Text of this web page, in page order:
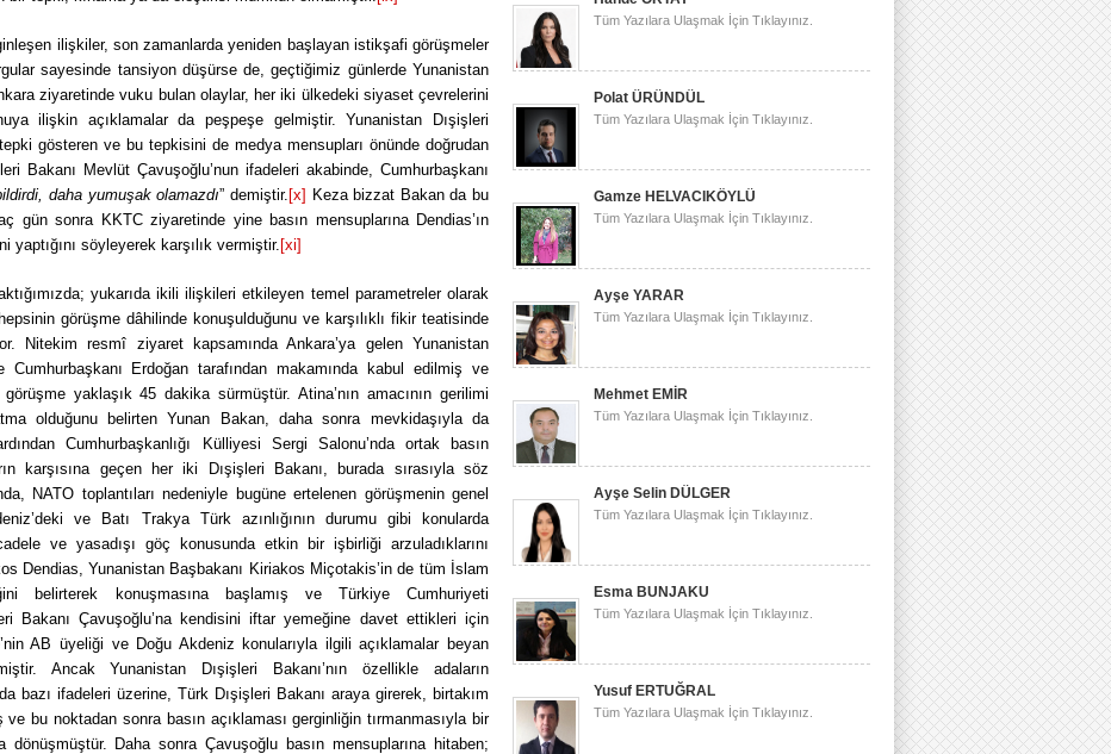
ilişkiler, son zamanlarda yeniden başlayan istikşafi görüşmeler
sayesinde tansiyon düşürse de, geçtiğimiz günlerde Yunanistan
ziyaretinde vuku bulan olaylar, her iki ülkedeki siyaset çevrelerini
ilişkin açıklamalar da peşpeşe gelmiştir. Yunanistan Dışişleri
tepki gösteren ve bu tepkisini de medya mensupları önünde doğrudan
Bakanı Mevlüt Çavuşoğlu’nun ifadeleri akabinde, Cumhurbaşkanı
daha yumuşak olamazdı” demiştir. [x] Keza bizzat Bakan da bu
gün sonra KKTC ziyaretinde yine basın mensuplarına Dendias’ın
yaptığını söyleyerek karşılık vermiştir. [xi]
yukarıda ikili ilişkileri etkileyen temel parametreler olarak
görüşme dâhilinde konuşulduğunu ve karşılıklı fikir teatisinde
Nitekim resmî ziyaret kapsamında Ankara’ya gelen Yunanistan
Cumhurbaşkanı Erdoğan tarafından makamında kabul edilmiş ve
yaklaşık 45 dakika sürmüştür. Atina’nın amacının gerilimi
olduğunu belirten Yunan Bakan, daha sonra mevkidaşıyla da
Cumhurbaşkanlığı Külliyesi Sergi Salonu’nda ortak basın
karşısına geçen her iki Dışişleri Bakanı, burada sırasıyla söz
NATO toplantıları nedeniyle bugüne ertelenen görüşmenin genel
ve Batı Trakya Türk azınlığının durumu gibi konularda
ve yasadışı göç konusunda etkin bir işbirliği arzuladıklarını
Dendias, Yunanistan Başbakanı Kiriakos Miçotakis’in de tüm İslam
belirterek konuşmasına başlamış ve Türkiye Cumhuriyeti
Bakanı Çavuşoğlu’na kendisini iftar yemeğine davet ettikleri için
AB üyeliği ve Doğu Akdeniz konularıyla ilgili açıklamalar beyan
Ancak Yunanistan Dışişleri Bakanı’nın özellikle adaların
bazı ifadeleri üzerine, Türk Dışişleri Bakanı araya girerek, birtakım
bu noktadan sonra basın açıklaması gerginliğin tırmanmasıyla bir
dönüşmüştür. Daha sonra Çavuşoğlu basın mensuplarına hitaben;
Tüm Yazılara Ulaşmak İçin Tıklayınız.
Polat ÜRÜNDÜL
Tüm Yazılara Ulaşmak İçin Tıklayınız.
Gamze HELVACIKÖYLÜ
Tüm Yazılara Ulaşmak İçin Tıklayınız.
Ayşe YARAR
Tüm Yazılara Ulaşmak İçin Tıklayınız.
Mehmet EMİR
Tüm Yazılara Ulaşmak İçin Tıklayınız.
Ayşe Selin DÜLGER
Tüm Yazılara Ulaşmak İçin Tıklayınız.
Esma BUNJAKU
Tüm Yazılara Ulaşmak İçin Tıklayınız.
Yusuf ERTUĞRAL
Tüm Yazılara Ulaşmak İçin Tıklayınız.